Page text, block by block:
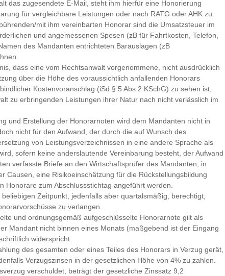
das zugesendete E-Mail, steht ihm hierfür eine Honorierung
für vergleichbare Leistungen oder nach RATG oder AHK zu.
mit ihm vereinbarten Honorar sind die Umsatzsteuer im
und angemessenen Spesen (zB für Fahrtkosten, Telefon,
des Mandanten entrichteten Barauslagen (zB
dass eine vom Rechtsanwalt vorgenommene, nicht ausdrücklich
über die Höhe des voraussichtlich anfallenden Honorars
Kostenvoranschlag (iSd § 5 Abs 2 KSchG) zu sehen ist,
zu erbringenden Leistungen ihrer Natur nach nicht verlässlich im
und Erstellung der Honorarnoten wird dem Mandanten nicht in
nicht für den Aufwand, der durch die auf Wunsch des
von Leistungsverzeichnissen in eine andere Sprache als
sofern keine anderslautende Vereinbarung besteht, der Aufwand
verfasste Briefe an den Wirtschaftsprüfer des Mandanten, in
Causen, eine Risikoeinschätzung für die Rückstellungsbildung
Honorare zum Abschlussstichtag angeführt werden.
Zeitpunkt, jedenfalls aber quartalsmäßig, berechtigt,
zu verlangen.
und ordnungsgemäß aufgeschlüsselte Honorarnote gilt als
Mandant nicht binnen eines Monats (maßgebend ist der Eingang
widerspricht.
des gesamten oder eines Teiles des Honorars in Verzug gerät,
Verzugszinsen in der gesetzlichen Höhe von 4% zu zahlen.
verschuldet, beträgt der gesetzliche Zinssatz 9,2